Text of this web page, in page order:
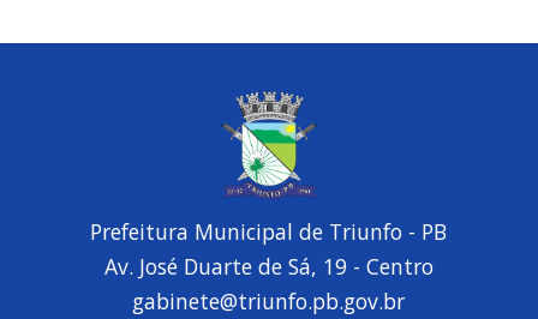
Prefeitura Municipal de Triunfo - PB
Av. José Duarte de Sá, 19 - Centro
gabinete@triunfo.pb.gov.br